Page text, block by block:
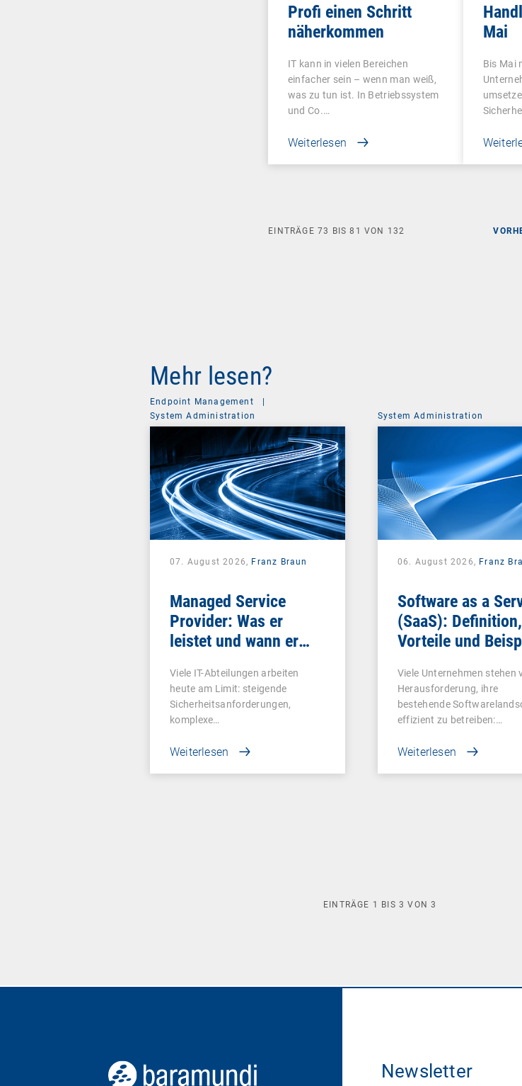
Profi einen Schritt
näherkommen
IT kann in vielen Bereichen
einfacher sein – wenn man weiß,
was zu tun ist. In Betriebssystem
und Co.…
Weiterlesen
Mai
Bis Mai
EINTRÄGE73 BIS81 VON 132
Mehr lesen?
Endpoint Management
|
System Administration
07. August 2026, Franz Braun
Managed Service
Provider: Was er
leistet und wann er
Viele IT-Abteilungen arbeiten
heute am Limit: steigende
Sicherheitsanforderungen,
komplexe…
Weiterlesen
System Administration
06. August 2026, Franz
Software as a
(SaaS): Definition,
Vorteile und
Viele Unternehmen stehen
Herausforderung, ihre
bestehende
effizient zu betreiben:…
Weiterlesen
EINTRÄGE 1 BIS3 VON3
Newsletter